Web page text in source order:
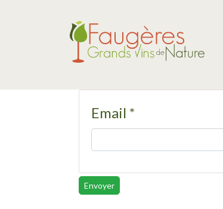
Email *
Envoyer